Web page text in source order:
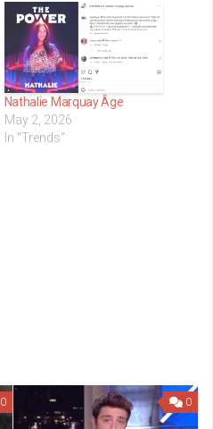
Nathalie Marquay Âge
May 2, 2026
In "Trends"
0 0